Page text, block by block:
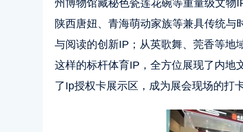
州博物馆藏秘色瓷莲花碗等重量级文物
陕西唐妞、青海萌动家族等兼具传统
与阅读的创新IP；从英歌舞、莞香等地
这样的标杆体育IP，全方位展现了内地
了Ip授权卡展示区，成为展会现场的打卡